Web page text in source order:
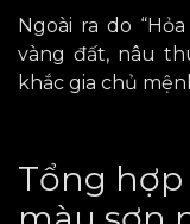
Ngoài ra do
vàng đất, nâu
khắc gia chủ
Tổng